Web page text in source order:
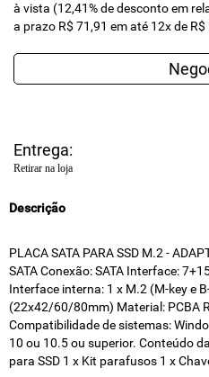
à vista (12,41% de desconto em
a prazo R$ 71,91 em até 12x de
Entrega:
Retirar na loja
Descrição
PLACA SATA PARA SSD M.2 -
SATA Conexão: SATA Interface:
Interface interna: 1 x M.2 (M-key e
(22x42/60/80mm) Material: PCBA
Compatibilidade de sistemas:
10 ou 10.5 ou superior. Conteúdo
para SSD 1 x Kit parafusos 1 x